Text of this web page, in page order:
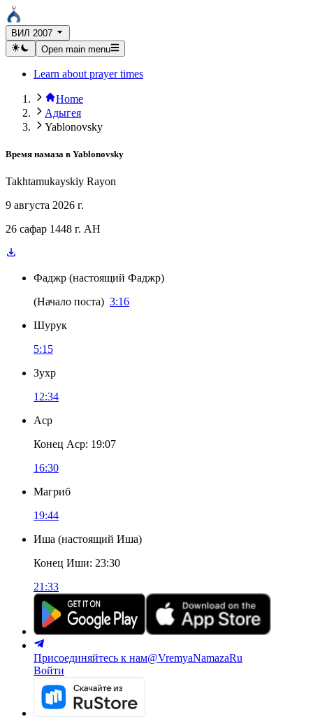
ВИЛ 2007
Open main menu
Learn about prayer times
Home
Адыгея
Yablonovsky
Время намаза в Yablonovsky
Takhtamukayskiy Rayon
9 августа 2026 г.
26 сафар 1448 г. AH
Фаджр (настоящий Фаджр)
(Начало поста) 3:16
Шурук
5:15
Зухр
12:34
Аср
Конец Аср: 19:07
16:30
Магриб
19:44
Иша (настоящий Иша)
Конец Иши: 23:30
21:33
Присоединяйтесь к нам@VremyaNamazaRu
Войти